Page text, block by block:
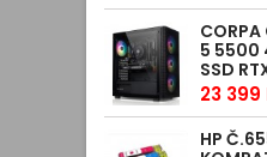
CORPA
5 5500
SSD
23 399
HP